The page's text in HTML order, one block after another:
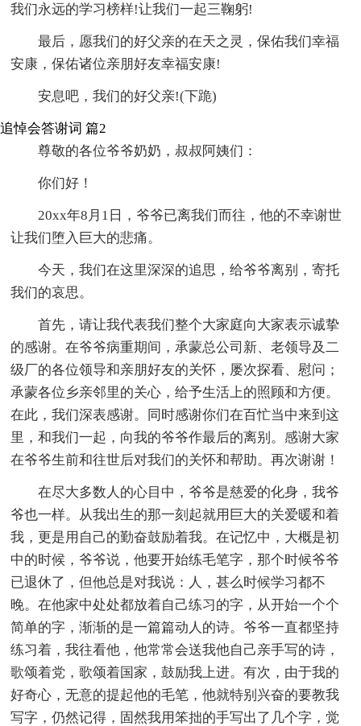
我们永远的学习榜样!让我们一起三鞠躬!
最后，愿我们的好父亲的在天之灵，保佑我们幸福
安康，保佑诸位亲朋好友幸福安康!
安息吧，我们的好父亲!(下跪)
追悼会答谢词 篇2
尊敬的各位爷爷奶奶，叔叔阿姨们：
你们好！
20xx年8月1日，爷爷已离我们而往，他的不幸谢世
让我们堕入巨大的悲痛。
今天，我们在这里深深的追思，给爷爷离别，寄托
我们的哀思。
首先，请让我代表我们整个大家庭向大家表示诚挚
的感谢。在爷爷病重期间，承蒙总公司新、老领导及二
级厂的各位领导和亲朋好友的关怀，屡次探看、慰问；
承蒙各位乡亲邻里的关心，给予生活上的照顾和方便。
在此，我们深表感谢。同时感谢你们在百忙当中来到这
里，和我们一起，向我的爷爷作最后的离别。感谢大家
在爷爷生前和往世后对我们的关怀和帮助。再次谢谢！
在尽大多数人的心目中，爷爷是慈爱的化身，我爷
爷也一样。从我出生的那一刻起就用巨大的关爱暖和着
我，更是用自己的勤奋鼓励着我。在记忆中，大概是初
中的时候，爷爷说，他要开始练毛笔字，那个时候爷爷
已退休了，但他总是对我说：人，甚么时候学习都不
晚。在他家中处处都放着自己练习的字，从开始一个个
简单的字，渐渐的是一篇篇动人的诗。爷爷一直都坚持
练习着，我往看他，他常常会送我他自己亲手写的诗，
歌颂着党，歌颂着国家，鼓励我上进。有次，由于我的
好奇心，无意的提起他的毛笔，他就特别兴奋的要教我
写字，仍然记得，固然我用笨拙的手写出了几个字，觉